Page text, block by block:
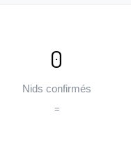
0
Nids confirmés
=